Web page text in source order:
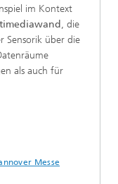
im Kontext
, die
Sensorik über die
als auch für
Messe